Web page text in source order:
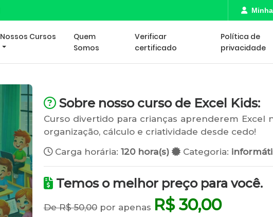
Nossos Cursos
Quem
Somos
Verificar
certificado
Política de
privacidade
Sobre nosso curso de Excel Kids:
Curso divertido para crianças aprenderem Excel
organização, cálculo e criatividade desde cedo!
Carga horária: 120 hora(s) Categoria:
Temos o melhor preço para você.
De R$ 50,00 por apenas R$ 30,00